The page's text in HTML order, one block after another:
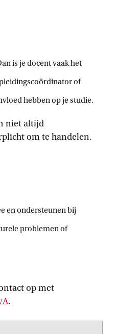
is je docent vaak het
of
hebben op je studie.
niet altijd
om te handelen.
en ondersteunen bij
problemen of
op met
.